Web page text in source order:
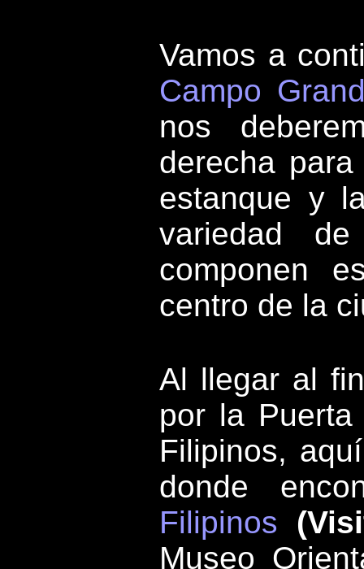
Vamos a
Campo
nos
derecha
estanque y
variedad
componen
centro de la
Al llegar al
por la
Filipinos,
donde
Filipinos
Museo